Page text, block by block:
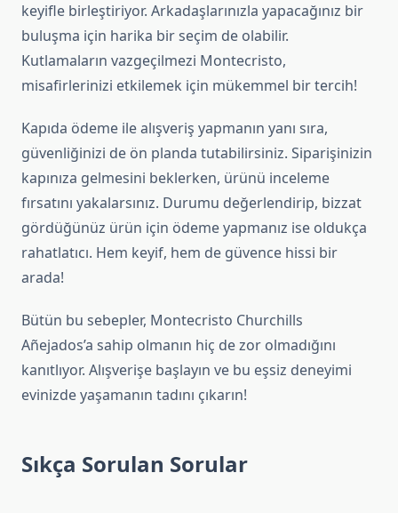
keyifle birleştiriyor. Arkadaşlarınızla yapacağınız bir
buluşma için harika bir seçim de olabilir.
Kutlamaların vazgeçilmezi Montecristo,
misafirlerinizi etkilemek için mükemmel bir tercih!
Kapıda ödeme ile alışveriş yapmanın yanı sıra,
güvenliğinizi de ön planda tutabilirsiniz. Siparişinizin
kapınıza gelmesini beklerken, ürünü inceleme
fırsatını yakalarsınız. Durumu değerlendirip, bizzat
gördüğünüz ürün için ödeme yapmanız ise oldukça
rahatlatıcı. Hem keyif, hem de güvence hissi bir
arada!
Bütün bu sebepler, Montecristo Churchills
Añejados’a sahip olmanın hiç de zor olmadığını
kanıtlıyor. Alışverişe başlayın ve bu eşsiz deneyimi
evinizde yaşamanın tadını çıkarın!
Sıkça Sorulan Sorular